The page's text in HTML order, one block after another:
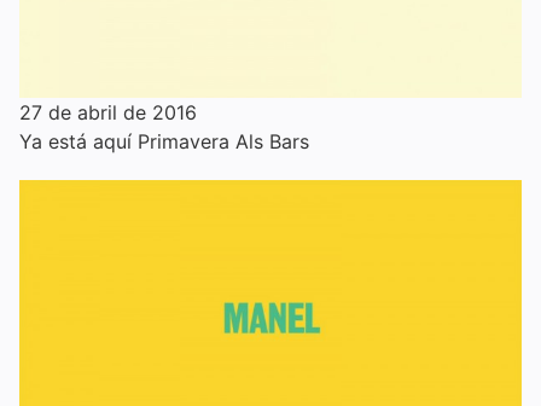
27 de abril de 2016
Ya está aquí Primavera Als Bars